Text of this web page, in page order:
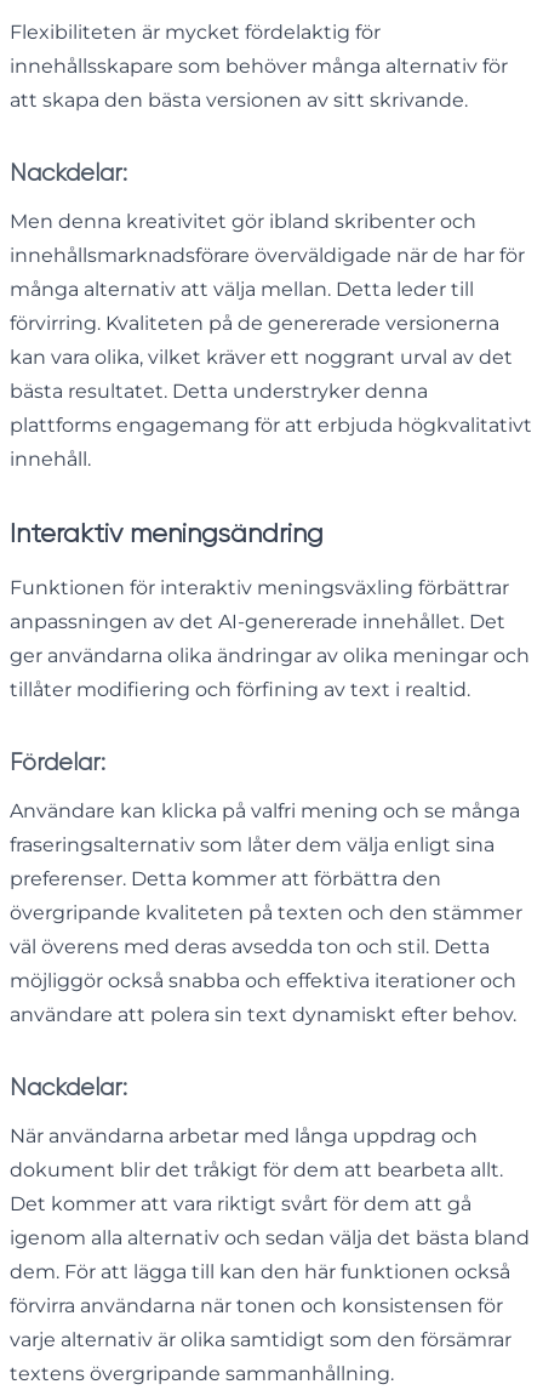
Flexibiliteten är mycket fördelaktig för
innehållsskapare som behöver många alternativ för
att skapa den bästa versionen av sitt skrivande.
Nackdelar:
Men denna kreativitet gör ibland skribenter och
innehållsmarknadsförare överväldigade när de har för
många alternativ att välja mellan. Detta leder till
förvirring. Kvaliteten på de genererade versionerna
kan vara olika, vilket kräver ett noggrant urval av det
bästa resultatet. Detta understryker denna
plattforms engagemang för att erbjuda högkvalitativt
innehåll.
Interaktiv meningsändring
Funktionen för interaktiv meningsväxling förbättrar
anpassningen av det AI-genererade innehållet. Det
ger användarna olika ändringar av olika meningar och
tillåter modifiering och förfining av text i realtid.
Fördelar:
Användare kan klicka på valfri mening och se många
fraseringsalternativ som låter dem välja enligt sina
preferenser. Detta kommer att förbättra den
övergripande kvaliteten på texten och den stämmer
väl överens med deras avsedda ton och stil. Detta
möjliggör också snabba och effektiva iterationer och
användare att polera sin text dynamiskt efter behov.
Nackdelar:
När användarna arbetar med långa uppdrag och
dokument blir det tråkigt för dem att bearbeta allt.
Det kommer att vara riktigt svårt för dem att gå
igenom alla alternativ och sedan välja det bästa bland
dem. För att lägga till kan den här funktionen också
förvirra användarna när tonen och konsistensen för
varje alternativ är olika samtidigt som den försämrar
textens övergripande sammanhållning.